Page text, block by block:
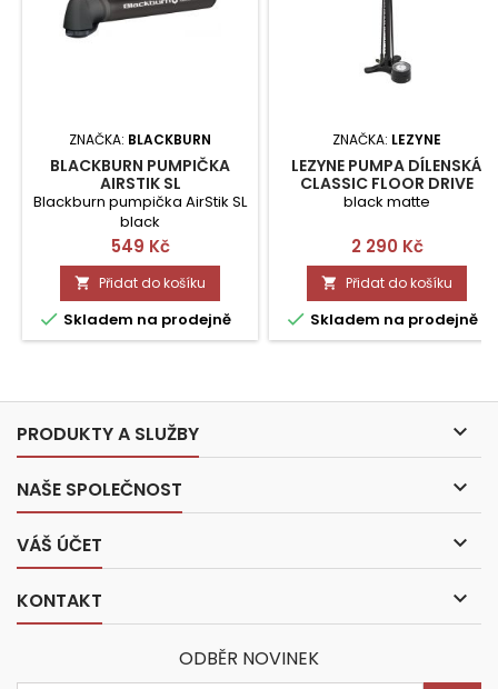
ZNAČKA: BLACKBURN
BLACKBURN PUMPIČKA
AIRSTIK SL
Blackburn pumpička AirStik SL
black
Cena
549 Kč
 Přidat do košíku
 Skladem na prodejně
ZNAČKA: LEZYNE
LEZYNE PUMPA DÍLENSKÁ
CLASSIC FLOOR DRIVE
black matte
Cena
2 290 Kč
 Přidat do košíku
 Skladem na prodejně
PRODUKTY A SLUŽBY 
NAŠE SPOLEČNOST 
VÁŠ ÚČET 
KONTAKT 
ODBĚR NOVINEK